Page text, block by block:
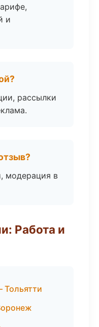
и
рассылки
модерация в
Работа и
Тольятти